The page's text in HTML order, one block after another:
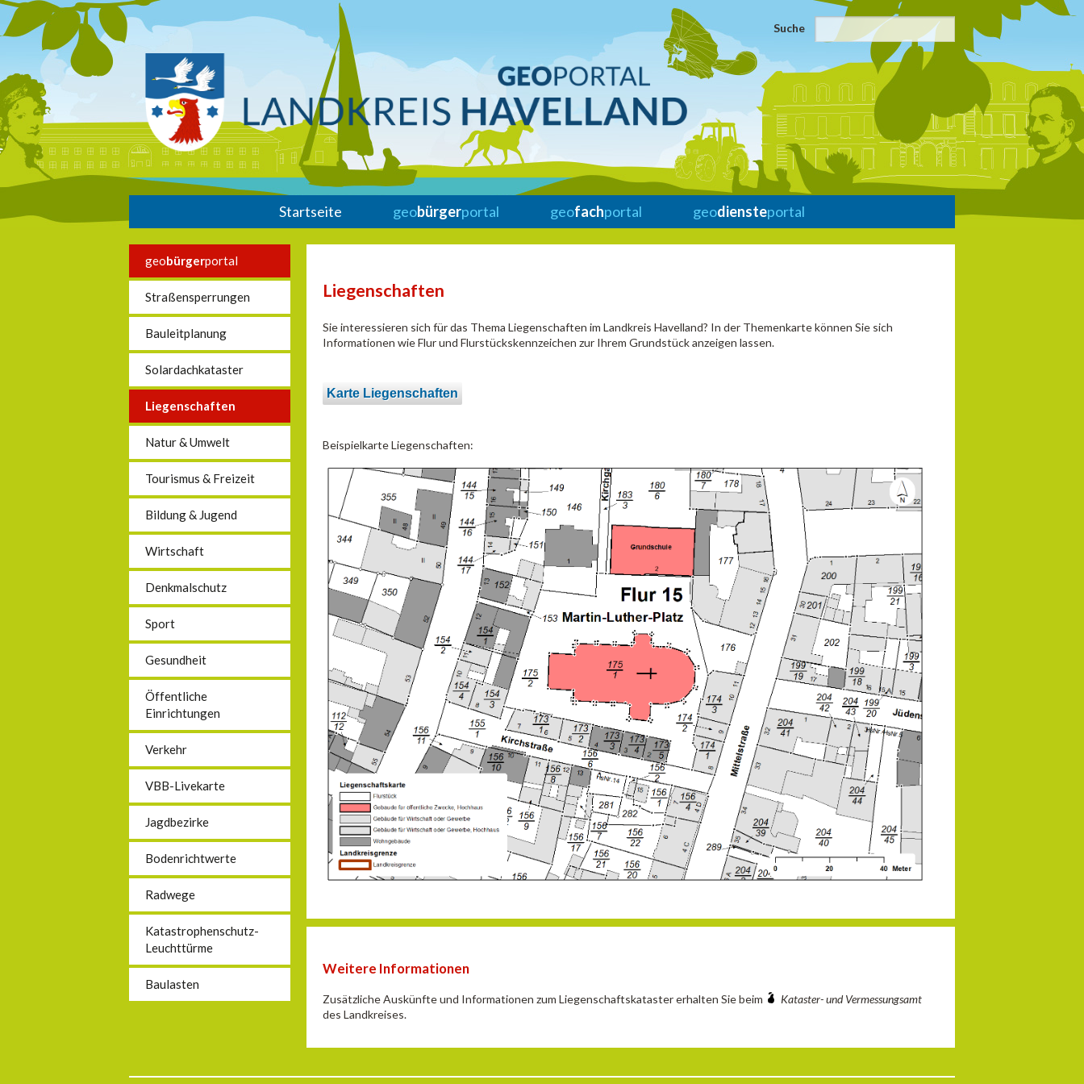
Suche
Startseite geobürgerportal geofachportal geodiensteportal
geobürgerportal
Straßensperrungen
Bauleitplanung
Solardachkataster
Liegenschaften
Natur & Umwelt
Tourismus & Freizeit
Bildung & Jugend
Wirtschaft
Denkmalschutz
Sport
Gesundheit
Öffentliche
Einrichtungen
Verkehr
VBB-Livekarte
Jagdbezirke
Bodenrichtwerte
Radwege
Katastrophenschutz-
Leuchttürme
Baulasten
Liegenschaften
Sie interessieren sich für das Thema Liegenschaften im Landkreis Havelland? In der Themenkarte können Sie sich
Informationen wie Flur und Flurstückskennzeichen zur Ihrem Grundstück anzeigen lassen.
Karte Liegenschaften
Beispielkarte Liegenschaften:
Weitere Informationen
Zusätzliche Auskünfte und Informationen zum Liegenschaftskataster erhalten Sie beim
Kataster- und Vermessungsamt
des Landkreises.